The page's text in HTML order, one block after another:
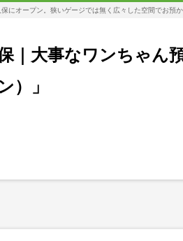
にオープン。狭いゲージでは無く広々した空間でお預
｜大事なワンちゃ
）」